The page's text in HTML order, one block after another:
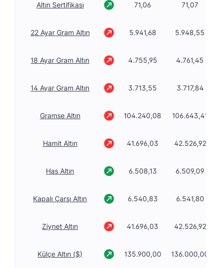
Altın Sertifikası 71,06 71,07
22 Ayar Gram Altın 5.941,68 5.948,55
18 Ayar Gram Altın 4.755,95 4.761,45
14 Ayar Gram Altın 3.713,55 3.717,84
Gramse Altın 104.240,08 106.643,41
Hamit Altın 41.696,03 42.526,92
Has Altın 6.508,13 6.509,09
Kapalı Çarşı Altın 6.540,83 6.541,80
Ziynet Altın 41.696,03 42.526,92
Külçe Altın ($) 135.900,00 136.000,00